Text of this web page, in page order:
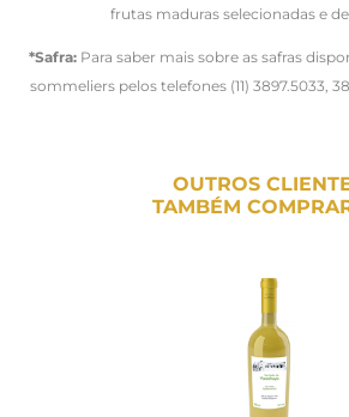
frutas maduras selecionadas e
*Safra:Para saber mais sobre as safras
sommeliers pelos telefones (11) 3897.5033,
OUTROS
TAMBÉM